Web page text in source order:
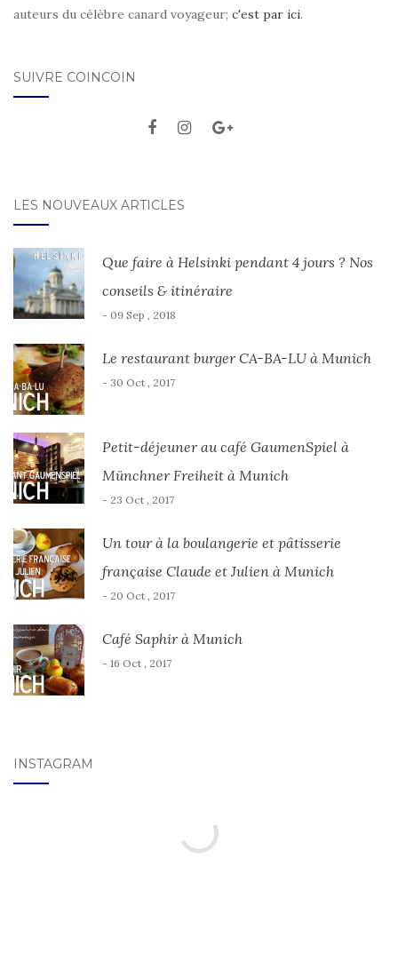
auteurs du célèbre canard voyageur; c'est par ici.
SUIVRE COINCOIN
LES NOUVEAUX ARTICLES
Que faire à Helsinki pendant 4 jours ? Nos
conseils & itinéraire
- 09 Sep , 2018
Le restaurant burger CA-BA-LU à Munich
- 30 Oct , 2017
Petit-déjeuner au café GaumenSpiel à
Münchner Freiheit à Munich
- 23 Oct , 2017
Un tour à la boulangerie et pâtisserie
française Claude et Julien à Munich
- 20 Oct , 2017
Café Saphir à Munich
- 16 Oct , 2017
INSTAGRAM